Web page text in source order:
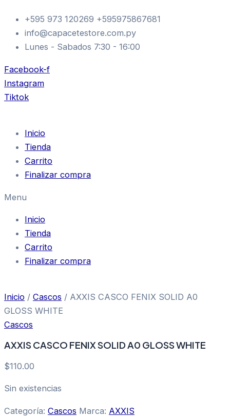
contenido
+595 973 120269 +595975867681
info@capacetestore.com.py
Lunes - Sabados 7:30 - 16:00
Facebook-f
Instagram
Tiktok
Inicio
Tienda
Carrito
Finalizar compra
Menu
Inicio
Tienda
Carrito
Finalizar compra
Inicio / Cascos / AXXIS CASCO FENIX SOLID A0
GLOSS WHITE
Cascos
AXXIS CASCO FENIX SOLID A0 GLOSS WHITE
$110.00
Sin existencias
Categoría: Cascos Marca: AXXIS